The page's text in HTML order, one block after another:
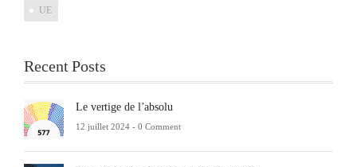
UE
Recent Posts
Le vertige de l’absolu
12 juillet 2024 - 0 Comment